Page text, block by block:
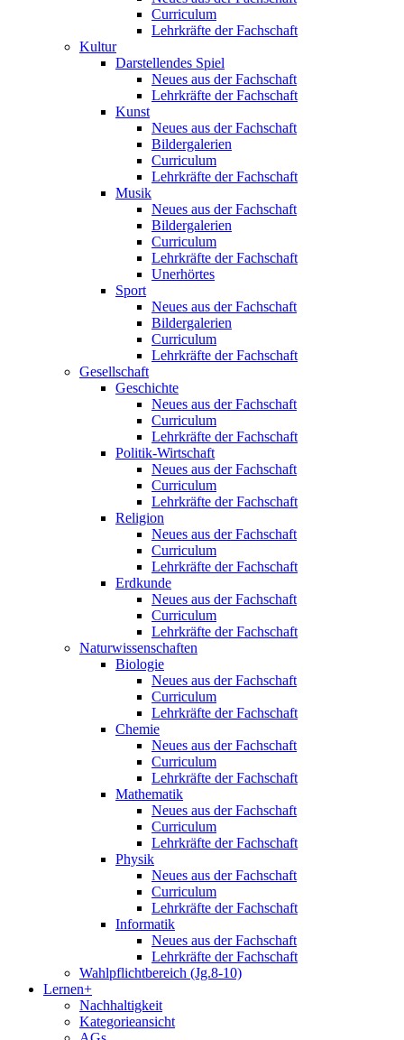
Curriculum
Lehrkräfte der Fachschaft
Kultur
Darstellendes Spiel
Neues aus der Fachschaft
Lehrkräfte der Fachschaft
Kunst
Neues aus der Fachschaft
Bildergalerien
Curriculum
Lehrkräfte der Fachschaft
Musik
Neues aus der Fachschaft
Bildergalerien
Curriculum
Lehrkräfte der Fachschaft
Unerhörtes
Sport
Neues aus der Fachschaft
Bildergalerien
Curriculum
Lehrkräfte der Fachschaft
Gesellschaft
Geschichte
Neues aus der Fachschaft
Curriculum
Lehrkräfte der Fachschaft
Politik-Wirtschaft
Neues aus der Fachschaft
Curriculum
Lehrkräfte der Fachschaft
Religion
Neues aus der Fachschaft
Curriculum
Lehrkräfte der Fachschaft
Erdkunde
Neues aus der Fachschaft
Curriculum
Lehrkräfte der Fachschaft
Naturwissenschaften
Biologie
Neues aus der Fachschaft
Curriculum
Lehrkräfte der Fachschaft
Chemie
Neues aus der Fachschaft
Curriculum
Lehrkräfte der Fachschaft
Mathematik
Neues aus der Fachschaft
Curriculum
Lehrkräfte der Fachschaft
Physik
Neues aus der Fachschaft
Curriculum
Lehrkräfte der Fachschaft
Informatik
Neues aus der Fachschaft
Lehrkräfte der Fachschaft
Wahlpflichtbereich (Jg.8-10)
Lernen+
Nachhaltigkeit
Kategorieansicht